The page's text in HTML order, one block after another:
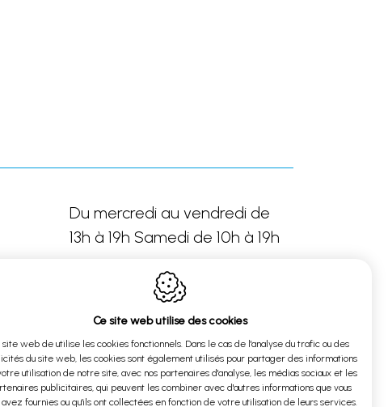
Du mercredi au vendredi de
13h à 19h Samedi de 10h à 19h
Sur rendez-vous
Ce site web utilise des cookies
site web de utilise les cookies fonctionnels. Dans le cas de l'analyse du trafic ou des
du site web, les cookies sont également utilisés pour partager des informations
utilisation de notre site, avec nos partenaires d'analyse, les médias sociaux et les
publicitaires, qui peuvent les combiner avec d'autres informations que vous
avez fournies ou qu'ils ont collectées en fonction de votre utilisation de leurs services.